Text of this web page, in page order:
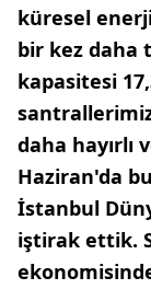
küresel
bir kez daha
kapasitesi
daha hayırlı
Haziran'da
İstanbul
iştirak ettik.